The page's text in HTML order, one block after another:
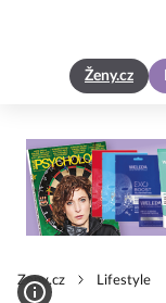
Ženy.cz
Zeny.cz Lifestyle